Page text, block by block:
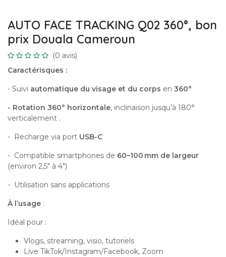
AUTO FACE TRACKING Q02 360°, bon
prix Douala Cameroun
(0 avis)
Caractérisques :
- Suivi automatique du visage et du corps en 360°
- Rotation 360° horizontale, inclinaison jusqu’à 180°
verticalement .
- Recharge via port USB-C
- Compatible smartphones de 60–100 mm de largeur
(environ 2,5″ à 4″)
- Utilisation sans applications
À l’usage :
Idéal pour :
Vlogs, streaming, visio, tutoriels
Live TikTok/Instagram/Facebook, Zoom